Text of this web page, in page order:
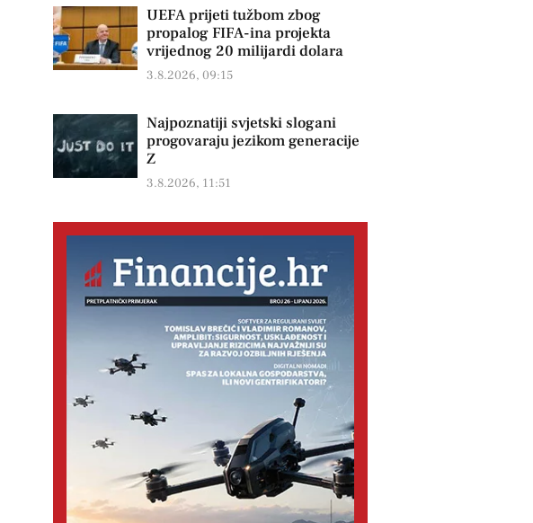
UEFA prijeti tužbom zbog
propalog FIFA-ina projekta
vrijednog 20 milijardi dolara
3.8.2026, 09:15
Najpoznatiji svjetski slogani
progovaraju jezikom generacije
Z
3.8.2026, 11:51